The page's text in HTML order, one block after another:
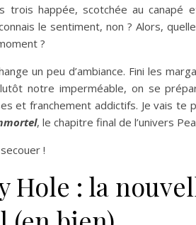
trois happée, scotchée au canapé
le sentiment, non ? Alors,
?
un peu d’ambiance. Fini les
notre imperméable, on se
et franchement addictifs. Je vais te
, le chapitre final de l’univers
!
Hole : la